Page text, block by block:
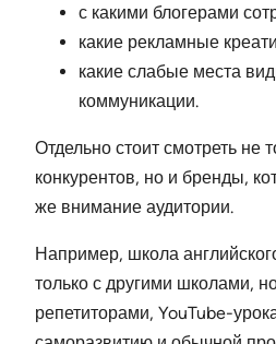
с какими блогерами
какие рекламные
какие слабые места
коммуникации.
Отдельно стоит смотреть не
конкурентов, но и бренды,
же внимание аудитории.
Например, школа
только с другими школами,
репетиторами, YouTube-